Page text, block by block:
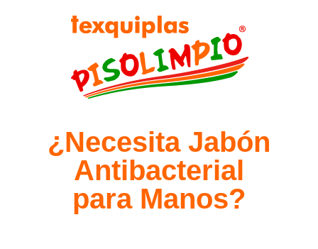
¿Necesita Jabón
Antibacterial
para Manos?